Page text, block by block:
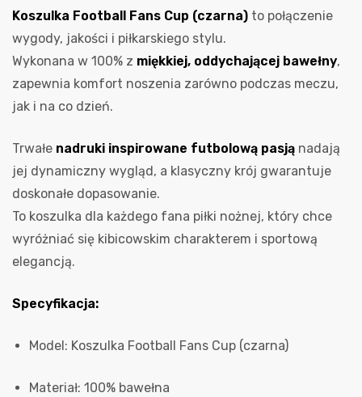
Koszulka Football Fans Cup (czarna) to połączenie
wygody, jakości i piłkarskiego stylu.
Wykonana w 100% z miękkiej, oddychającej bawełny,
zapewnia komfort noszenia zarówno podczas meczu,
jak i na co dzień.
Trwałe nadruki inspirowane futbolową pasją nadają
jej dynamiczny wygląd, a klasyczny krój gwarantuje
doskonałe dopasowanie.
To koszulka dla każdego fana piłki nożnej, który chce
wyróżniać się kibicowskim charakterem i sportową
elegancją.
Specyfikacja:
Model: Koszulka Football Fans Cup (czarna)
Materiał: 100% bawełna